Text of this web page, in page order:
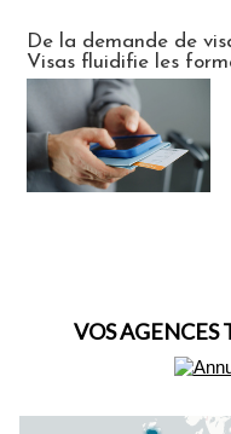
De la demande de
Visas fluidifie les
VOS AGENCES